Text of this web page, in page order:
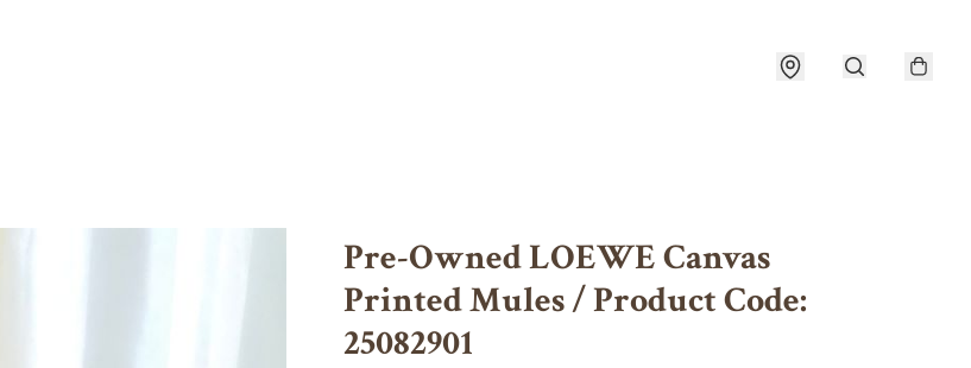
Pre-Owned LOEWE Canvas
Printed Mules / Product Code:
25082901